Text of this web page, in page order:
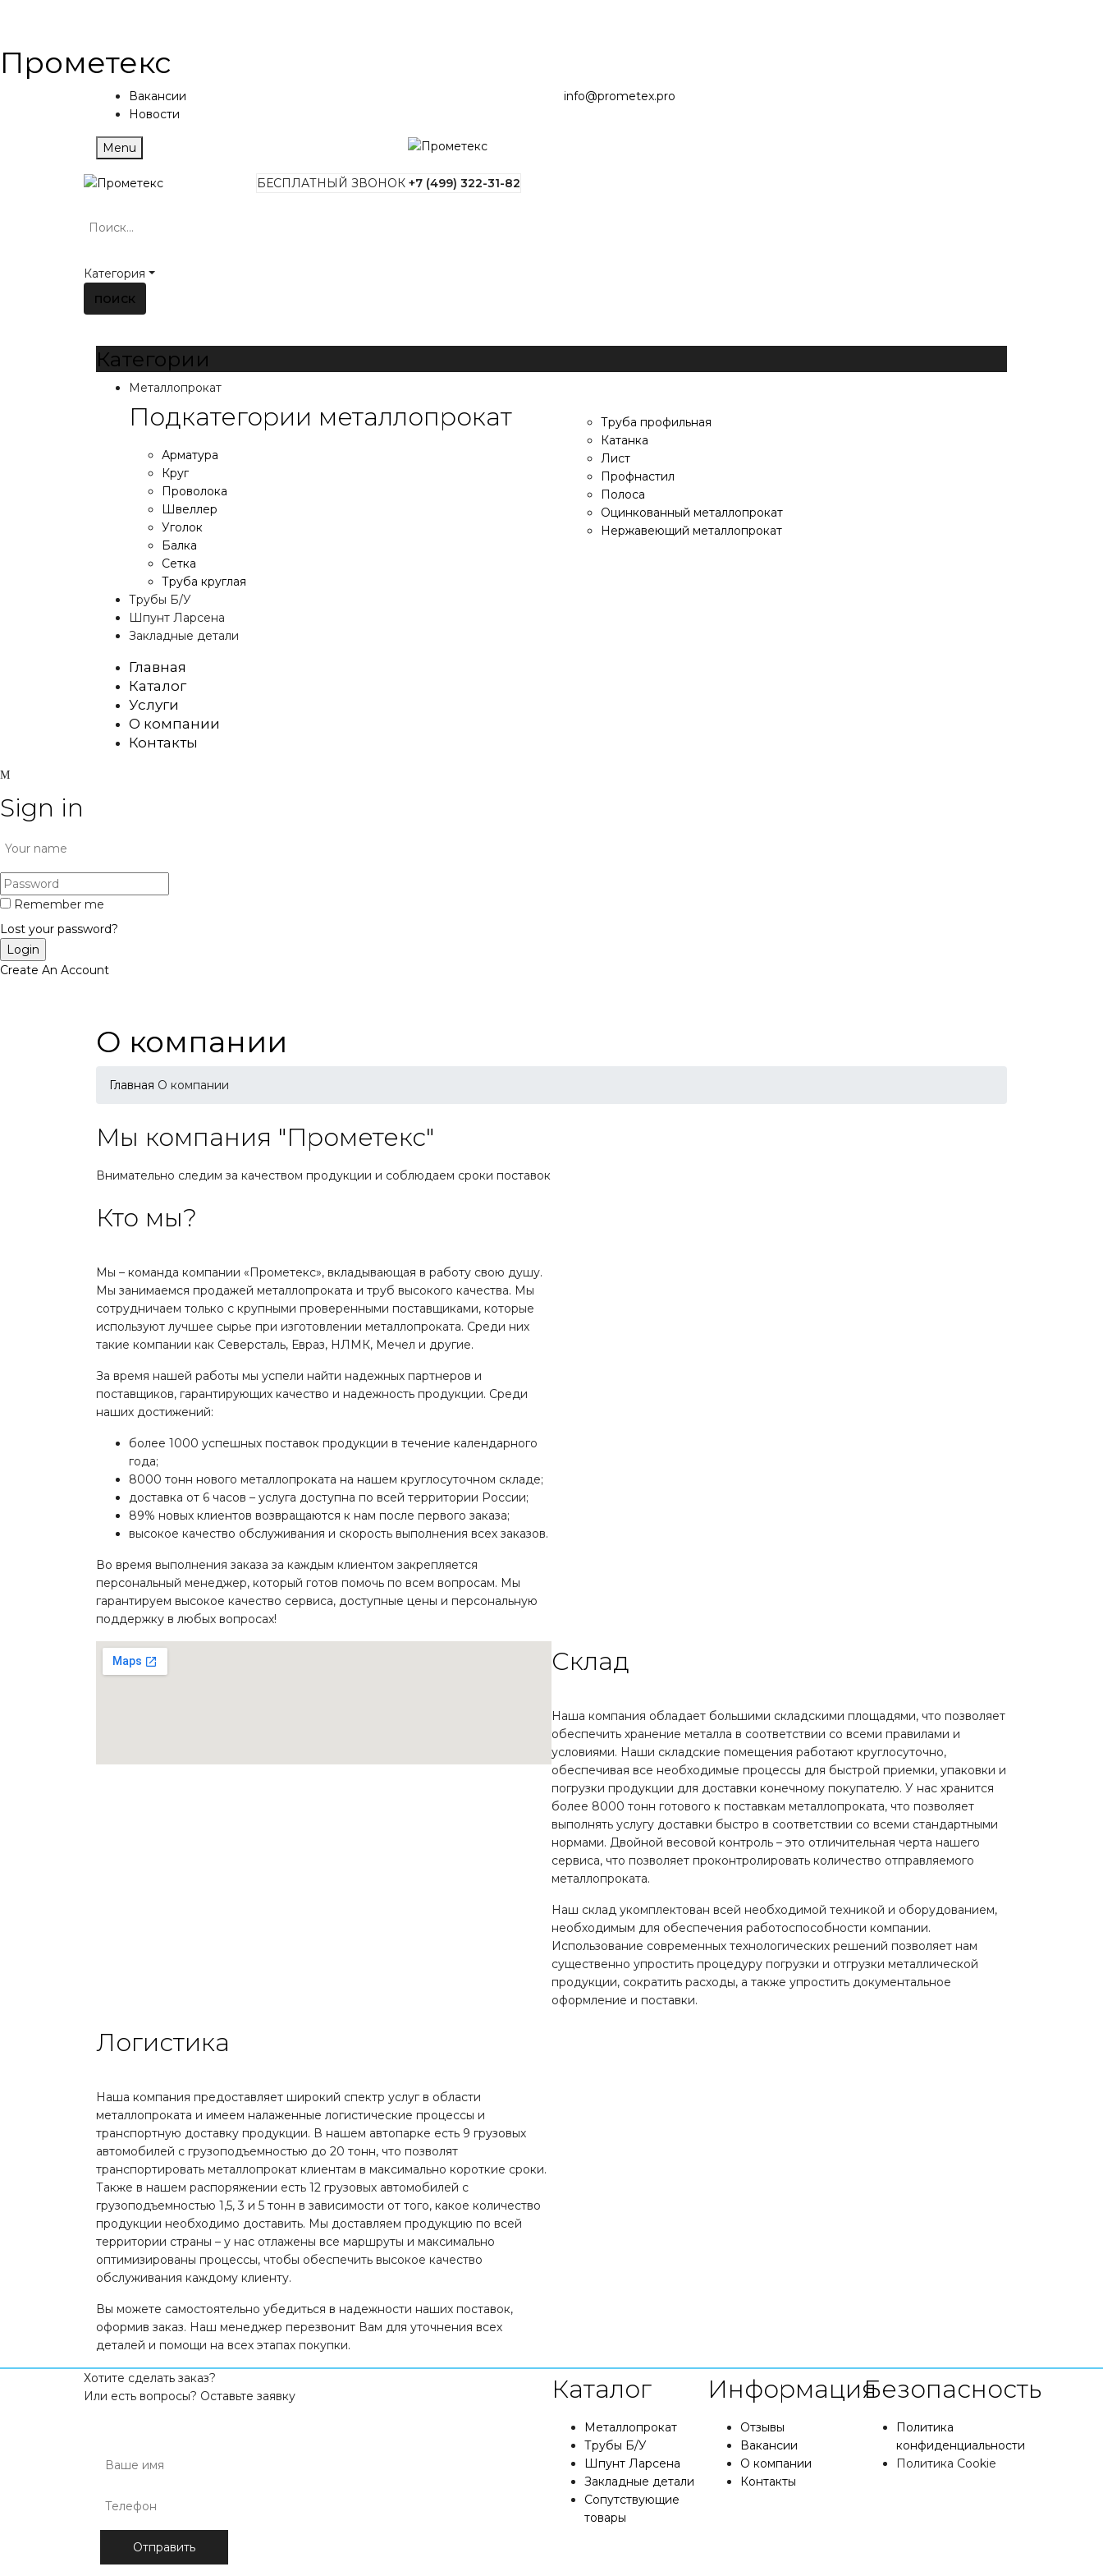
Прометекс
Вакансии
Новости
info@prometex.pro
Menu
Категория
поиск
БЕСПЛАТНЫЙ ЗВОНОК +7 (499) 322-31-82
Категории
Металлопрокат
Подкатегории металлопрокат
Арматура
Круг
Проволока
Швеллер
Уголок
Балка
Сетка
Труба круглая
Труба профильная
Катанка
Лист
Профнастил
Полоса
Оцинкованный металлопрокат
Нержавеющий металлопрокат
Трубы Б/У
Шпунт Ларсена
Закладные детали
Главная
Каталог
Услуги
О компании
Контакты
Sign in
Remember me
Lost your password?
Create An Account
О компании
Главная О компании
Мы компания "Прометекс"
Внимательно следим за качеством продукции и соблюдаем сроки поставок
Кто мы?
Мы – команда компании «Прометекс», вкладывающая в работу свою душу.
Мы занимаемся продажей металлопроката и труб высокого качества. Мы
сотрудничаем только с крупными проверенными поставщиками, которые
используют лучшее сырье при изготовлении металлопроката. Среди них
такие компании как Северсталь, Евраз, НЛМК, Мечел и другие.
За время нашей работы мы успели найти надежных партнеров и
поставщиков, гарантирующих качество и надежность продукции. Среди
наших достижений:
более 1000 успешных поставок продукции в течение календарного
года;
8000 тонн нового металлопроката на нашем круглосуточном складе;
доставка от 6 часов – услуга доступна по всей территории России;
89% новых клиентов возвращаются к нам после первого заказа;
высокое качество обслуживания и скорость выполнения всех заказов.
Во время выполнения заказа за каждым клиентом закрепляется
персональный менеджер, который готов помочь по всем вопросам. Мы
гарантируем высокое качество сервиса, доступные цены и персональную
поддержку в любых вопросах!
Склад
Наша компания обладает большими складскими площадями, что позволяет
обеспечить хранение металла в соответствии со всеми правилами и
условиями. Наши складские помещения работают круглосуточно,
обеспечивая все необходимые процессы для быстрой приемки, упаковки и
погрузки продукции для доставки конечному покупателю. У нас хранится
более 8000 тонн готового к поставкам металлопроката, что позволяет
выполнять услугу доставки быстро в соответствии со всеми стандартными
нормами. Двойной весовой контроль – это отличительная черта нашего
сервиса, что позволяет проконтролировать количество отправляемого
металлопроката.
Наш склад укомплектован всей необходимой техникой и оборудованием,
необходимым для обеспечения работоспособности компании.
Использование современных технологических решений позволяет нам
существенно упростить процедуру погрузки и отгрузки металлической
продукции, сократить расходы, а также упростить документальное
оформление и поставки.
Логистика
Наша компания предоставляет широкий спектр услуг в области
металлопроката и имеем налаженные логистические процессы и
транспортную доставку продукции. В нашем автопарке есть 9 грузовых
автомобилей с грузоподъемностью до 20 тонн, что позволят
транспортировать металлопрокат клиентам в максимально короткие сроки.
Также в нашем распоряжении есть 12 грузовых автомобилей с
грузоподъемностью 1,5, 3 и 5 тонн в зависимости от того, какое количество
продукции необходимо доставить. Мы доставляем продукцию по всей
территории страны – у нас отлажены все маршруты и максимально
оптимизированы процессы, чтобы обеспечить высокое качество
обслуживания каждому клиенту.
Вы можете самостоятельно убедиться в надежности наших поставок,
оформив заказ. Наш менеджер перезвонит Вам для уточнения всех
деталей и помощи на всех этапах покупки.
Хотите сделать заказ?
Или есть вопросы? Оставьте заявку
Каталог
Металлопрокат
Трубы Б/У
Шпунт Ларсена
Закладные детали
Сопутствующие
товары
Информация
Отзывы
Вакансии
О компании
Контакты
Безопасность
Политика
конфиденциальности
Политика Cookie